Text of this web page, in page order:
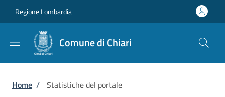
Regione Lombardia
Comune di Chiari
Briciole di pane
Home / Statistiche del portale